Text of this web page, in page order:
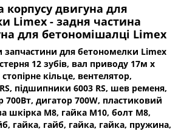
корпусу двигуна для
Limex - задня частина
для бетономішалці Limex
для бетономелки Limex
12 зубів, вал приводу 17м х
кільце, вентелятор,
підшипники 6003 RS, шев ременя,
700Вт, дигатор 700W, пластиковий
шкірка М8, гайка М10, болт М8,
гайка, гайб, гайка, гайка, пружина,